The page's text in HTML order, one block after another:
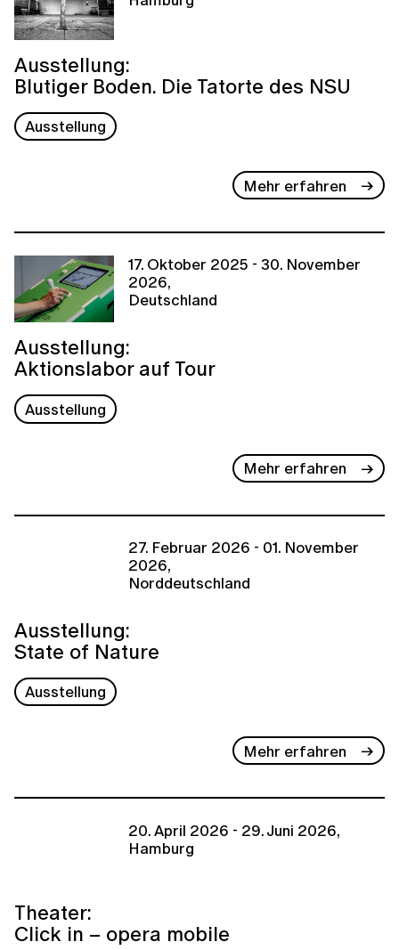
Ausstellung:
Blutiger Boden. Die Tatorte des NSU
Ausstellung
Mehr erfahren
17. Oktober 2025 - 30. November
2026,
Deutschland
Ausstellung:
Aktionslabor auf Tour
Ausstellung
Mehr erfahren
27. Februar 2026 - 01. November
2026,
Norddeutschland
Ausstellung:
State of Nature
Ausstellung
Mehr erfahren
20. April 2026 - 29. Juni 2026,
Hamburg
Theater:
Click in – opera mobile